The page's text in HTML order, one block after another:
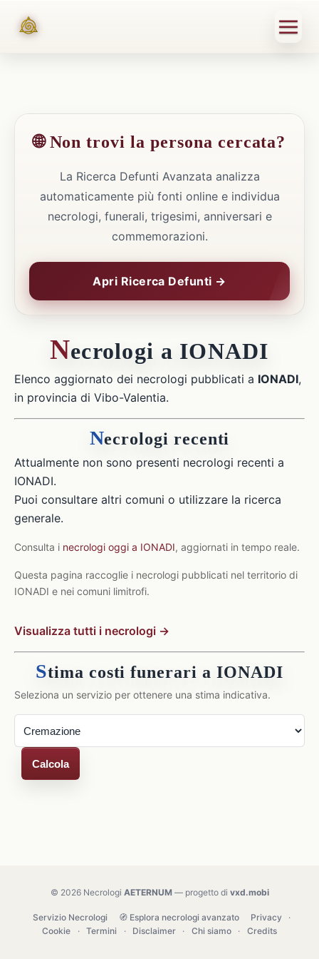
🌐 Non trovi la persona cercata?
La Ricerca Defunti Avanzata analizza
automaticamente più fonti online e individua
necrologi, funerali, trigesimi, anniversari e
commemorazioni.
Apri Ricerca Defunti →
Necrologi a IONADI
Elenco aggiornato dei necrologi pubblicati a IONADI,
in provincia di Vibo-Valentia.
Necrologi recenti
Attualmente non sono presenti necrologi recenti a
IONADI.
Puoi consultare altri comuni o utilizzare la ricerca
generale.
Consulta i necrologi oggi a IONADI, aggiornati in tempo reale.
Questa pagina raccoglie i necrologi pubblicati nel territorio di
IONADI e nei comuni limitrofi.
Visualizza tutti i necrologi →
Stima costi funerari a IONADI
Seleziona un servizio per ottenere una stima indicativa.
Calcola
© 2026 Necrologi AETERNUM— progetto di vxd.mobi
Servizio Necrologi 🧭 Esplora necrologi avanzato Privacy
·
Cookie
· Termini · Disclaimer · Chi siamo · Credits